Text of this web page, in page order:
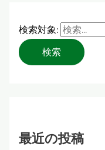
検索対象:
最近の投稿